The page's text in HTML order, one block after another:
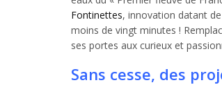
Fontinettes, innovation datant
moins de vingt minutes !
ses portes aux curieux et
Sans cesse, des